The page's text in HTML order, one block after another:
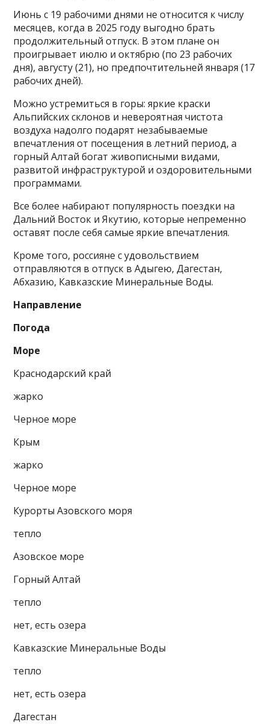
Июнь с 19 рабочими днями не относится к числу
месяцев, когда в 2025 году выгодно брать
продолжительный отпуск. В этом плане он
проигрывает июлю и октябрю (по 23 рабочих
дня), августу (21), но предпочтительней января (17
рабочих дней).
Можно устремиться в горы: яркие краски
Альпийских склонов и невероятная чистота
воздуха надолго подарят незабываемые
впечатления от посещения в летний период, а
горный Алтай богат живописными видами,
развитой инфраструктурой и оздоровительными
программами.
Все более набирают популярность поездки на
Дальний Восток и Якутию, которые непременно
оставят после себя самые яркие впечатления.
Кроме того, россияне с удовольствием
отправляются в отпуск в Адыгею, Дагестан,
Абхазию, Кав­каз­ские Ми­не­раль­ные Воды.
Направление
Погода
Море
Крас­но­дар­ский край
жарко
Черное море
Крым
жарко
Черное море
Курорты Азовского моря
тепло
Азовское море
Горный Алтай
тепло
нет, есть озера
Кав­каз­ские Ми­не­раль­ные Воды
тепло
нет, есть озера
Дагестан